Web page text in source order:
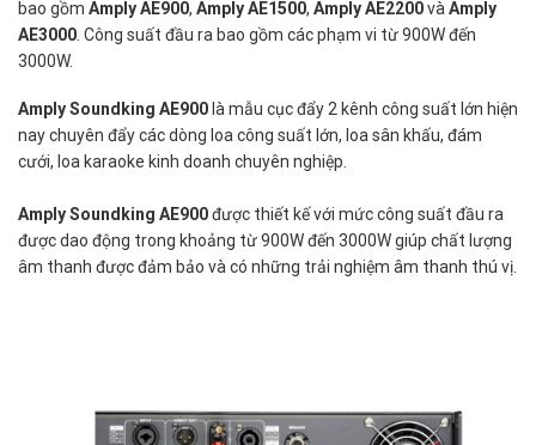
bao gồm Amply AE900, Amply AE1500, Amply AE2200vàAmply
AE3000. Công suất đầu ra bao gồm các phạm vi từ 900W đến
3000W.
Amply Soundking AE900 là mẫu cục đẩy 2 kênh công suất lớn hiện
nay chuyên đẩy các dòng loa công suất lớn, loa sân khấu, đám
cưới, loa karaoke kinh doanh chuyên nghiệp.
Amply Soundking AE900được thiết kế với mức công suất đầu ra
được dao động trong khoảng từ 900W đến 3000W giúp chất lượng
âm thanh được đảm bảo và có những trải nghiệm âm thanh thú vị.